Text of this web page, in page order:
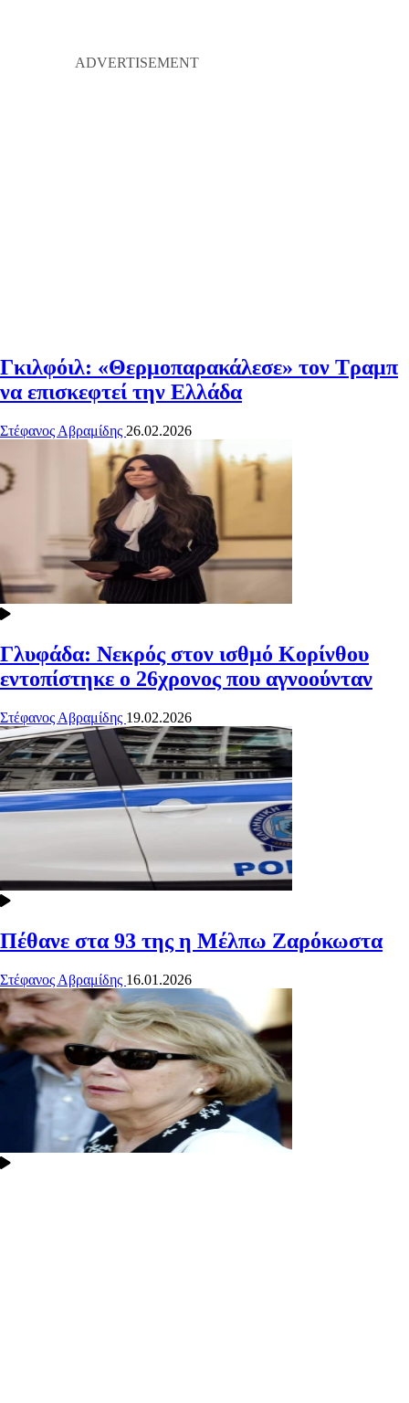
Γκιλφόιλ: «Θερμοπαρακάλεσε» τον Τραμπ
να επισκεφτεί την Ελλάδα
Στέφανος Αβραμίδης 26.02.2026
Γλυφάδα: Νεκρός στον ισθμό Κορίνθου
εντοπίστηκε ο 26χρονος που αγνοούνταν
Στέφανος Αβραμίδης 19.02.2026
Πέθανε στα 93 της η Μέλπω Ζαρόκωστα
Στέφανος Αβραμίδης 16.01.2026